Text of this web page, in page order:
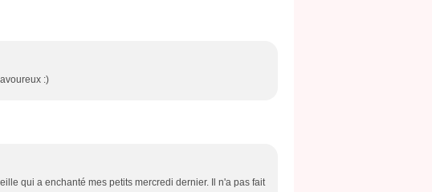
:)
qui a enchanté mes petits mercredi dernier. Il n'a pas fait